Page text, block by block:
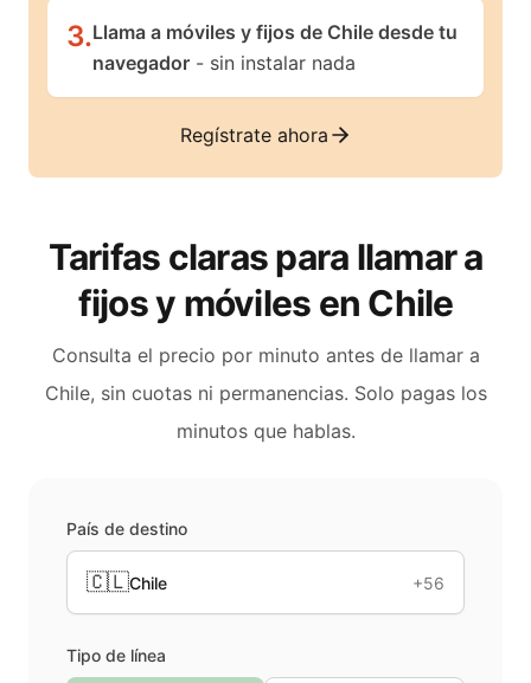
3.Llama a móviles y fijos de Chile desde tu
navegador - sin instalar nada
Regístrate ahora
Tarifas claras para llamar a
fijos y móviles en Chile
Consulta el precio por minuto antes de llamar a
Chile, sin cuotas ni permanencias. Solo pagas los
minutos que hablas.
País de destino
🇨🇱Chile +56
Tipo de línea